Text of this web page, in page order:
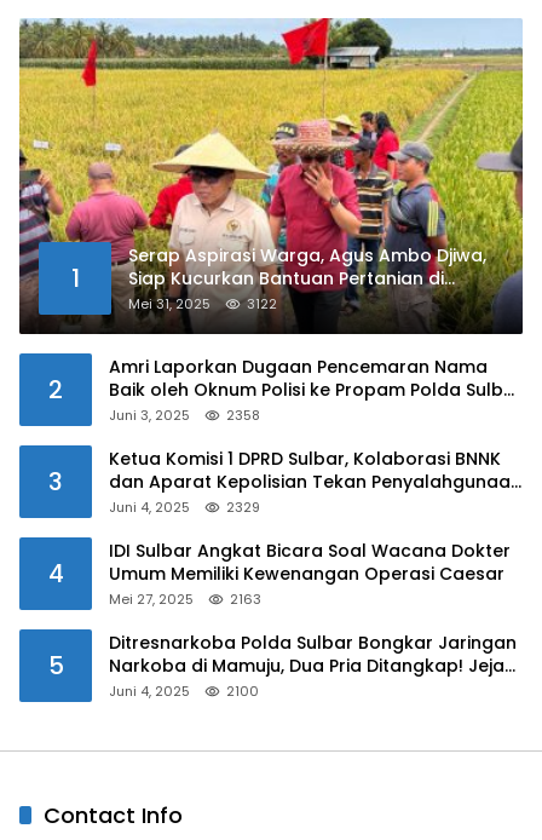
1
Serap Aspirasi Warga, Agus Ambo Djiwa,
Siap Kucurkan Bantuan Pertanian di
Kalukku
Mei 31, 2025 3122
2
Amri Laporkan Dugaan Pencemaran Nama
Baik oleh Oknum Polisi ke Propam Polda Sulbar
Juni 3, 2025 2358
3
Ketua Komisi 1 DPRD Sulbar, Kolaborasi BNNK
dan Aparat Kepolisian Tekan Penyalahgunaan
Juni 4, 2025 2329
4
IDI Sulbar Angkat Bicara Soal Wacana Dokter
Umum Memiliki Kewenangan Operasi Caesar
Mei 27, 2025 2163
5
Ditresnarkoba Polda Sulbar Bongkar Jaringan
Narkoba di Mamuju, Dua Pria Ditangkap! Jejak
Juni 4, 2025 2100
Contact Info